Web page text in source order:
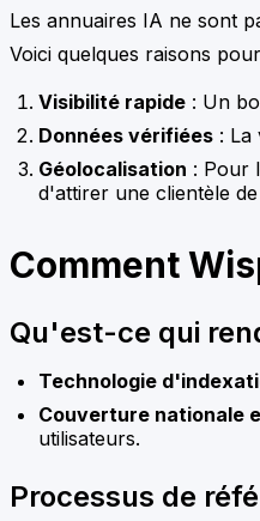
Les annuaires IA ne sont
Voici quelques raisons
Visibilité rapide : Un
Données vérifiées : La
Géolocalisation : Pour
d'attirer une clientèle
Comment
Qu'est-ce qui
Technologie
Couverture nationale
utilisateurs.
Processus de